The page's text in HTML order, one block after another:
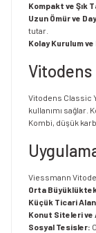
Kompakt ve Şık
Uzun Ömür ve
tutar.
Kolay Kurulum ve
Vitodens
Vitodens Classic
kullanımı sağlar.
Kombi, düşük
Viessmann
Orta
Küçük Ticari
Konut Siteleri ve
Sosyal Tesisler: